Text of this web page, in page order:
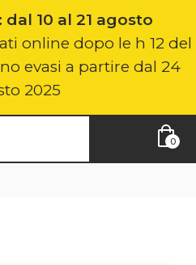
10 al 21 agosto
online dopo le h 12 del
evasi a partire dal 24
2025
0